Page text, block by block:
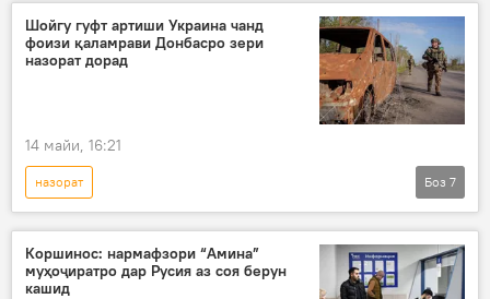
Шойгу гуфт артиши Украина чанд
фоизи қаламрави Донбасро зери
назорат дорад
14 майи, 16:21
назорат
Амалиёти вижаи Русия барои ҳимояи Донбасс: охирин хабарҳо
Сергей Шойгу
Русия
амалиёти вижа
Донбасс
Боз 7
Коршинос: нармафзори “Амина”
муҳоҷиратро дар Русия аз соя берун
кашид